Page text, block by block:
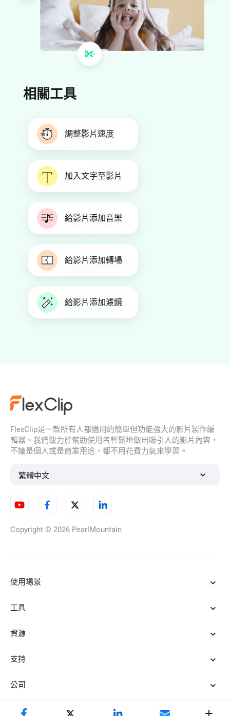
相關工具
調整影片速度
加入文字至影片
給影片添加音樂
給影片添加轉場
給影片添加濾鏡
FlexClip是一款所有人都適用的簡單但功能強大的影片製作編
輯器。我們致力於幫助使用者輕鬆地做出吸引人的影片內容，
不論是個人或是商業用途，都不用花費力氣來學習。
繁體中文
Copyright © 2026 PearlMountain
使用場景
工具
資源
支持
公司